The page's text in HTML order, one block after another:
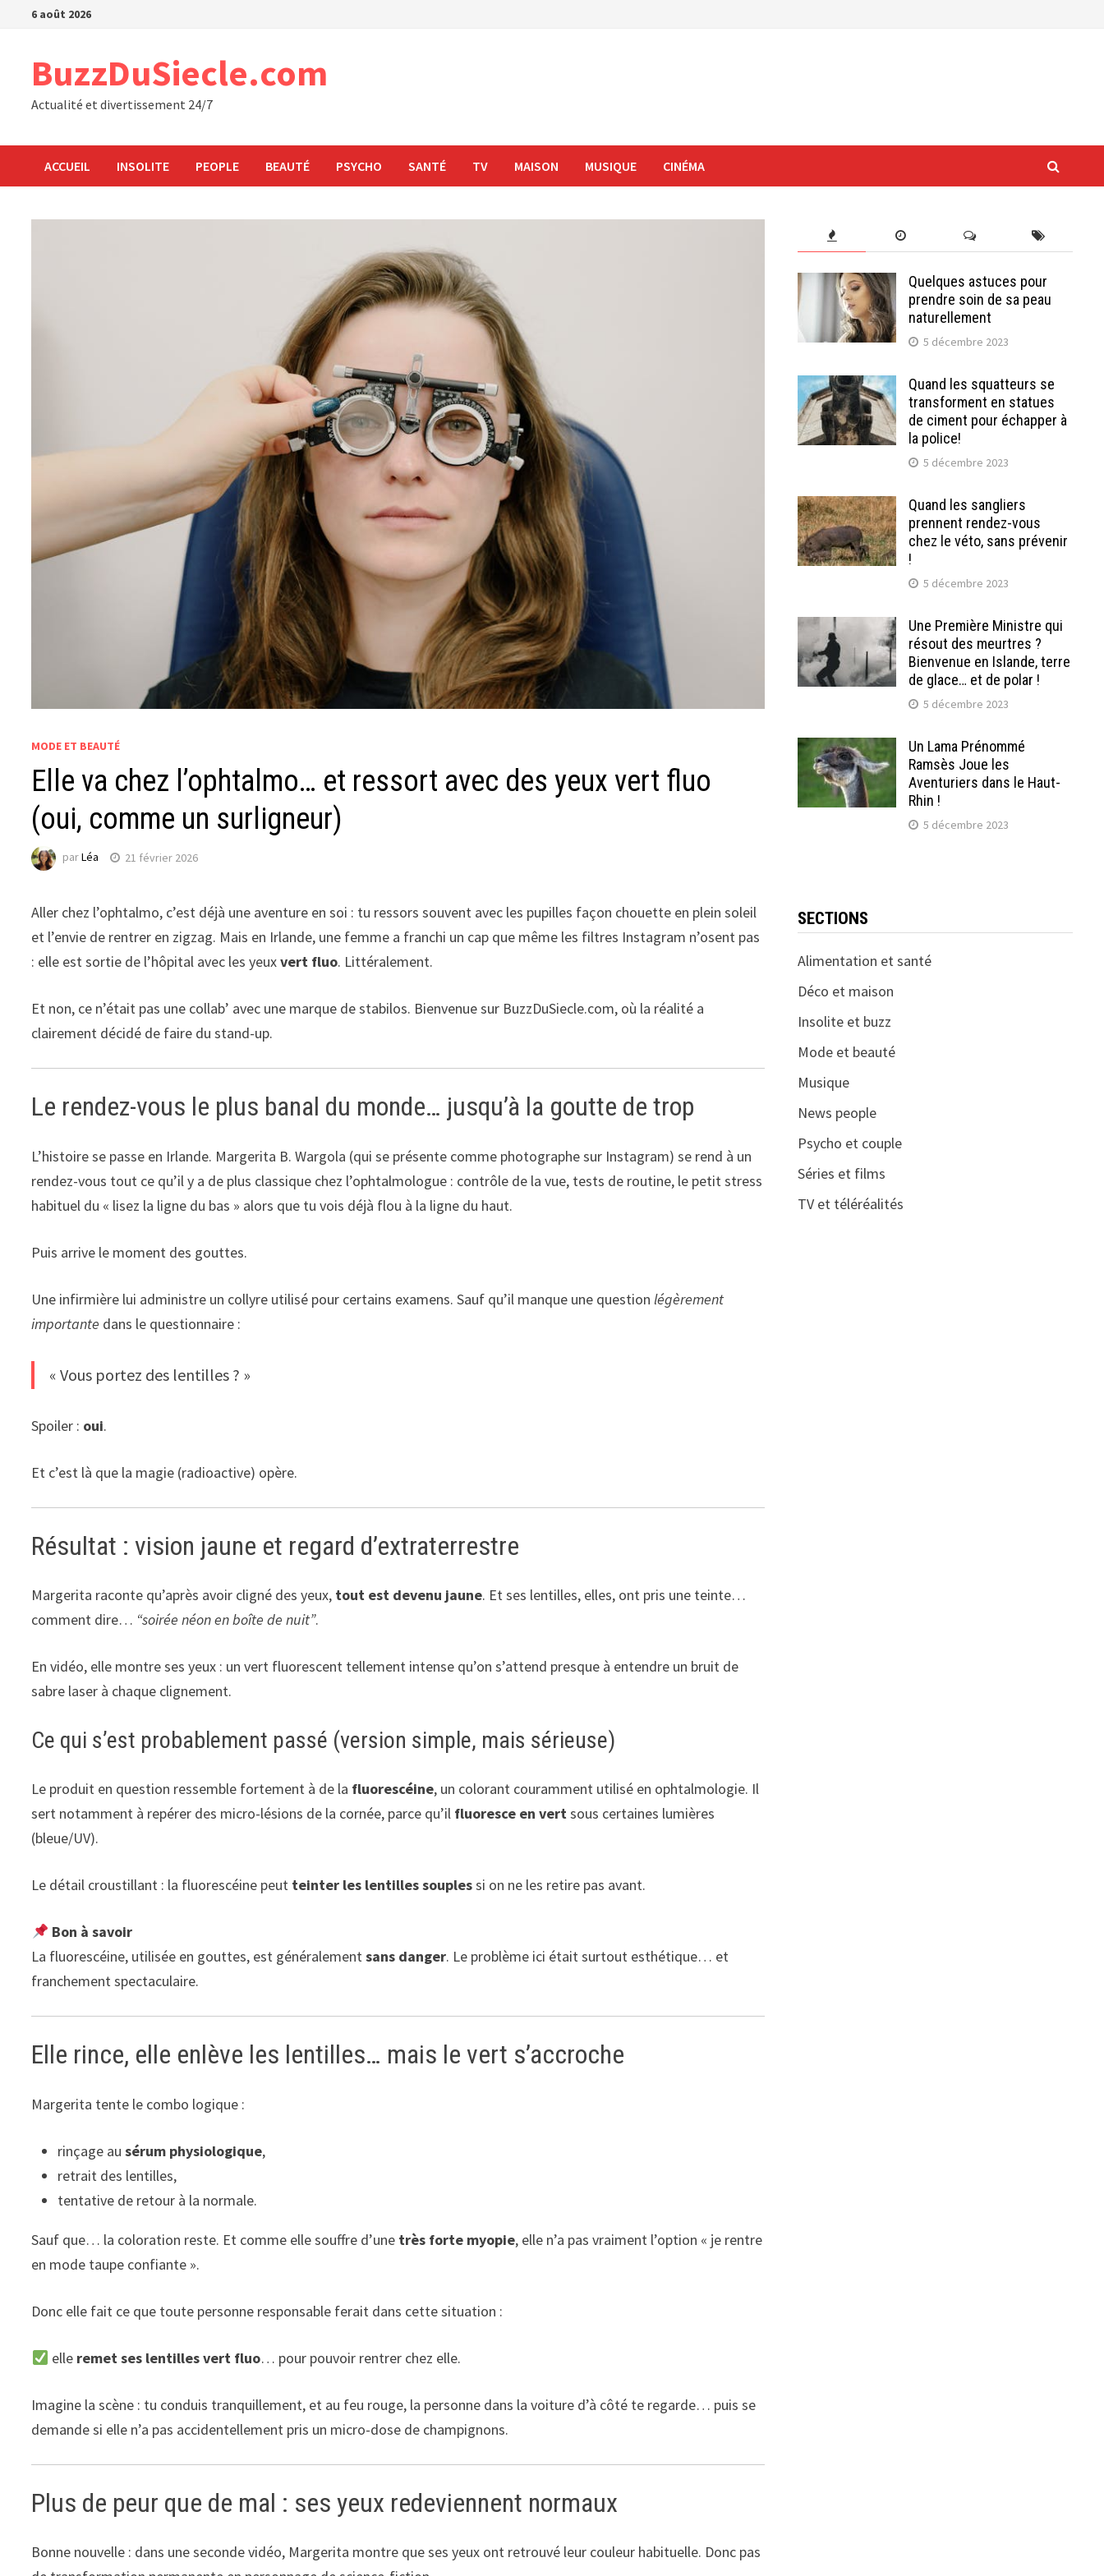
Passer6 août 2026
BuzzDuSiecle.com
Actualité et divertissement 24/7
ACCUEIL INSOLITE PEOPLE BEAUTÉ PSYCHO SANTÉ TV MAISON MUSIQUE CINÉMA
MODE ET BEAUTÉ
Elle va chez l’ophtalmo… et ressort avec des yeux vert fluo
(oui, comme un surligneur)
parLéa 21 février 2026
Aller chez l’ophtalmo, c’est déjà une aventure en soi : tu ressors souvent avec les pupilles façon chouette en plein soleil
et l’envie de rentrer en zigzag. Mais en Irlande, une femme a franchi un cap que même les filtres Instagram n’osent pas
: elle est sortie de l’hôpital avec les yeuxvert fluo. Littéralement.
Et non, ce n’était pas une collab’ avec une marque de stabilos. Bienvenue sur BuzzDuSiecle.com, où la réalité a
clairement décidé de faire du stand-up.
Le rendez-vous le plus banal du monde… jusqu’à la goutte de trop
L’histoire se passe en Irlande. Margerita B. Wargola (qui se présente comme photographe sur Instagram) se rend à un
rendez-vous tout ce qu’il y a de plus classique chez l’ophtalmologue : contrôle de la vue, tests de routine, le petit stress
habituel du « lisez la ligne du bas » alors que tu vois déjà flou à la ligne du haut.
Puis arrive le moment des gouttes.
Une infirmière lui administre un collyre utilisé pour certains examens. Sauf qu’il manque une questionlégèrement
importante dans le questionnaire :
« Vous portez des lentilles ? »
Spoiler : oui.
Et c’est là que la magie (radioactive) opère.
Résultat : vision jaune et regard d’extraterrestre
Margerita raconte qu’après avoir cligné des yeux, tout est devenu jaune. Et ses lentilles, elles, ont pris une teinte…
comment dire… “soirée néon en boîte de nuit”.
En vidéo, elle montre ses yeux : un vert fluorescent tellement intense qu’on s’attend presque à entendre un bruit de
sabre laser à chaque clignement.
Ce qui s’est probablement passé (version simple, mais sérieuse)
Le produit en question ressemble fortement à de la fluorescéine, un colorant couramment utilisé en ophtalmologie. Il
sert notamment à repérer des micro-lésions de la cornée, parce qu’il fluoresce en vertsous certaines lumières
(bleue/UV).
Le détail croustillant : la fluorescéine peut teinter les lentilles souplessi on ne les retire pas avant.
Bon à savoir
La fluorescéine, utilisée en gouttes, est généralementsans danger. Le problème ici était surtout esthétique… et
franchement spectaculaire.
Elle rince, elle enlève les lentilles… mais le vert s’accroche
Margerita tente le combo logique :
rinçage ausérum physiologique,
retrait des lentilles,
tentative de retour à la normale.
Sauf que… la coloration reste. Et comme elle souffre d’une très forte myopie, elle n’a pas vraiment l’option « je rentre
en mode taupe confiante ».
Donc elle fait ce que toute personne responsable ferait dans cette situation :
elle remet ses lentilles vert fluo… pour pouvoir rentrer chez elle.
Imagine la scène : tu conduis tranquillement, et au feu rouge, la personne dans la voiture d’à côté te regarde… puis se
demande si elle n’a pas accidentellement pris un micro-dose de champignons.
Plus de peur que de mal : ses yeux redeviennent normaux
Bonne nouvelle : dans une seconde vidéo, Margerita montre que ses yeux ont retrouvé leur couleur habituelle. Donc pas
Quelques astuces pour
prendre soin de sa peau
naturellement
5 décembre 2023
Quand les squatteurs se
transforment en statues
de ciment pour échapper à
la police!
5 décembre 2023
Quand les sangliers
prennent rendez-vous
chez le véto, sans prévenir
!
5 décembre 2023
Une Première Ministre qui
résout des meurtres ?
Bienvenue en Islande, terre
de glace… et de polar !
5 décembre 2023
Un Lama Prénommé
Ramsès Joue les
Aventuriers dans le Haut-
Rhin !
5 décembre 2023
SECTIONS
Alimentation et santé
Déco et maison
Insolite et buzz
Mode et beauté
Musique
News people
Psycho et couple
Séries et films
TV et téléréalités